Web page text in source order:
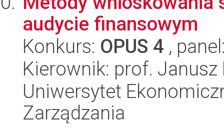
audycie finansowym
Konkurs: OPUS 4 ,
Kierownik: prof. Janusz
Uniwersytet
Zarządzania